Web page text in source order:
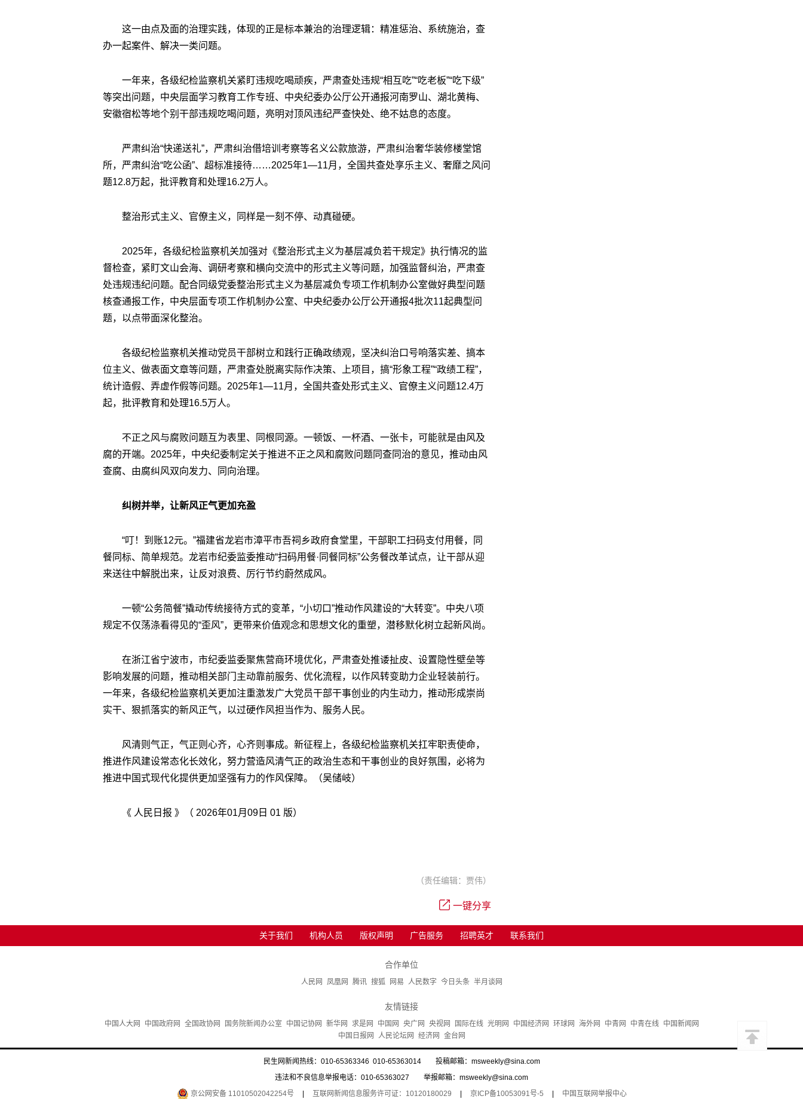
这一由点及面的治理实践，体现的正是标本兼治的治理逻辑：精准惩治、系统施治，查
办一起案件、解决一类问题。
一年来，各级纪检监察机关紧盯违规吃喝顽疾，严肃查处违规“相互吃”“吃老板”“吃下级”
等突出问题，中央层面学习教育工作专班、中央纪委办公厅公开通报河南罗山、湖北黄梅、
安徽宿松等地个别干部违规吃喝问题，亮明对顶风违纪严查快处、绝不姑息的态度。
严肃纠治“快递送礼”，严肃纠治借培训考察等名义公款旅游，严肃纠治奢华装修楼堂馆
所，严肃纠治“吃公函”、超标准接待……2025年1—11月，全国共查处享乐主义、奢靡之风问
题12.8万起，批评教育和处理16.2万人。
整治形式主义、官僚主义，同样是一刻不停、动真碰硬。
2025年，各级纪检监察机关加强对《整治形式主义为基层减负若干规定》执行情况的监
督检查，紧盯文山会海、调研考察和横向交流中的形式主义等问题，加强监督纠治，严肃查
处违规违纪问题。配合同级党委整治形式主义为基层减负专项工作机制办公室做好典型问题
核查通报工作，中央层面专项工作机制办公室、中央纪委办公厅公开通报4批次11起典型问
题，以点带面深化整治。
各级纪检监察机关推动党员干部树立和践行正确政绩观，坚决纠治口号响落实差、搞本
位主义、做表面文章等问题，严肃查处脱离实际作决策、上项目，搞“形象工程”“政绩工程”，
统计造假、弄虚作假等问题。2025年1—11月，全国共查处形式主义、官僚主义问题12.4万
起，批评教育和处理16.5万人。
不正之风与腐败问题互为表里、同根同源。一顿饭、一杯酒、一张卡，可能就是由风及
腐的开端。2025年，中央纪委制定关于推进不正之风和腐败问题同查同治的意见，推动由风
查腐、由腐纠风双向发力、同向治理。
纠树并举，让新风正气更加充盈
“叮！到账12元。”福建省龙岩市漳平市吾祠乡政府食堂里，干部职工扫码支付用餐，同
餐同标、简单规范。龙岩市纪委监委推动“扫码用餐·同餐同标”公务餐改革试点，让干部从迎
来送往中解脱出来，让反对浪费、厉行节约蔚然成风。
一顿“公务简餐”撬动传统接待方式的变革，“小切口”推动作风建设的“大转变”。中央八项
规定不仅荡涤看得见的“歪风”，更带来价值观念和思想文化的重塑，潜移默化树立起新风尚。
在浙江省宁波市，市纪委监委聚焦营商环境优化，严肃查处推诿扯皮、设置隐性壁垒等
影响发展的问题，推动相关部门主动靠前服务、优化流程，以作风转变助力企业轻装前行。
一年来，各级纪检监察机关更加注重激发广大党员干部干事创业的内生动力，推动形成崇尚
实干、狠抓落实的新风正气，以过硬作风担当作为、服务人民。
风清则气正，气正则心齐，心齐则事成。新征程上，各级纪检监察机关扛牢职责使命，
推进作风建设常态化长效化，努力营造风清气正的政治生态和干事创业的良好氛围，必将为
推进中国式现代化提供更加坚强有力的作风保障。（吴储岐）
《 人民日报 》（ 2026年01月09日 01 版）
（责任编辑：贾伟）
一键分享
关于我们 机构人员 版权声明 广告服务 招聘英才 联系我们
合作单位
人民网 凤凰网 腾讯 搜狐 网易 人民数字 今日头条 半月谈网
友情链接
中国人大网 中国政府网 全国政协网 国务院新闻办公室 中国记协网 新华网 求是网 中国网 央广网 央视网 国际在线 光明网 中国经济网 环球网 海外网 中青网 中青在线
中国新闻网
中国日报网
人民论坛网 经济网 金台网
民生网新闻热线：010-65363346 010-65363014 投稿邮箱：msweekly@sina.com
违法和不良信息举报电话：010-65363027 举报邮箱：msweekly@sina.com
京公网安备 11010502042254号
互联网新闻信息服务许可证：10120180029 京ICP备10053091号-5 中国互联网举报中心